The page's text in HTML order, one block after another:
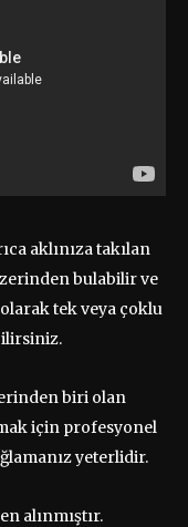
aklınıza takılan
bulabilir ve
tek veya çoklu
biri olan
için profesyonel
yeterlidir.
alınmıştır.